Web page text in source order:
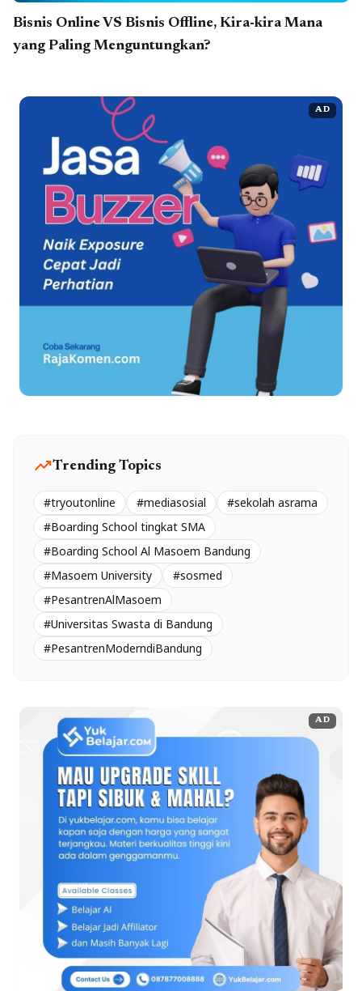
Bisnis Online VS Bisnis Offline, Kira-kira Mana
yang Paling Menguntungkan?
AD
trending_upTrending Topics
#tryoutonline #mediasosial
#sekolah asrama
#Boarding School tingkat SMA
#Boarding School Al Masoem Bandung
#Masoem University
#sosmed
#PesantrenAlMasoem
#Universitas Swasta di Bandung
#PesantrenModerndiBandung
AD